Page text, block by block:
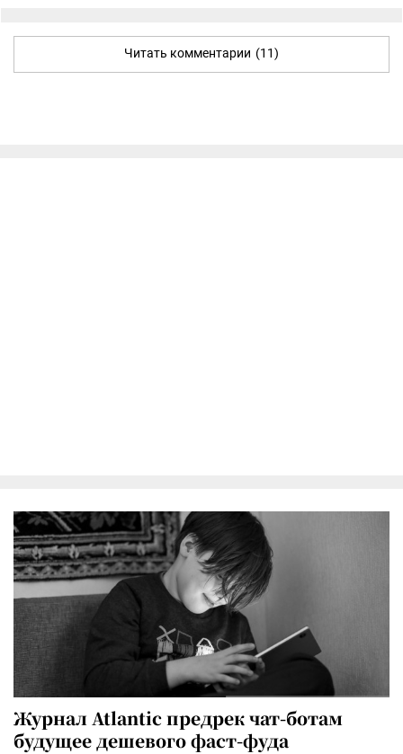
Читать комментарии (11)
Журнал Atlantic предрек чат-ботам
будущее дешевого фаст-фуда